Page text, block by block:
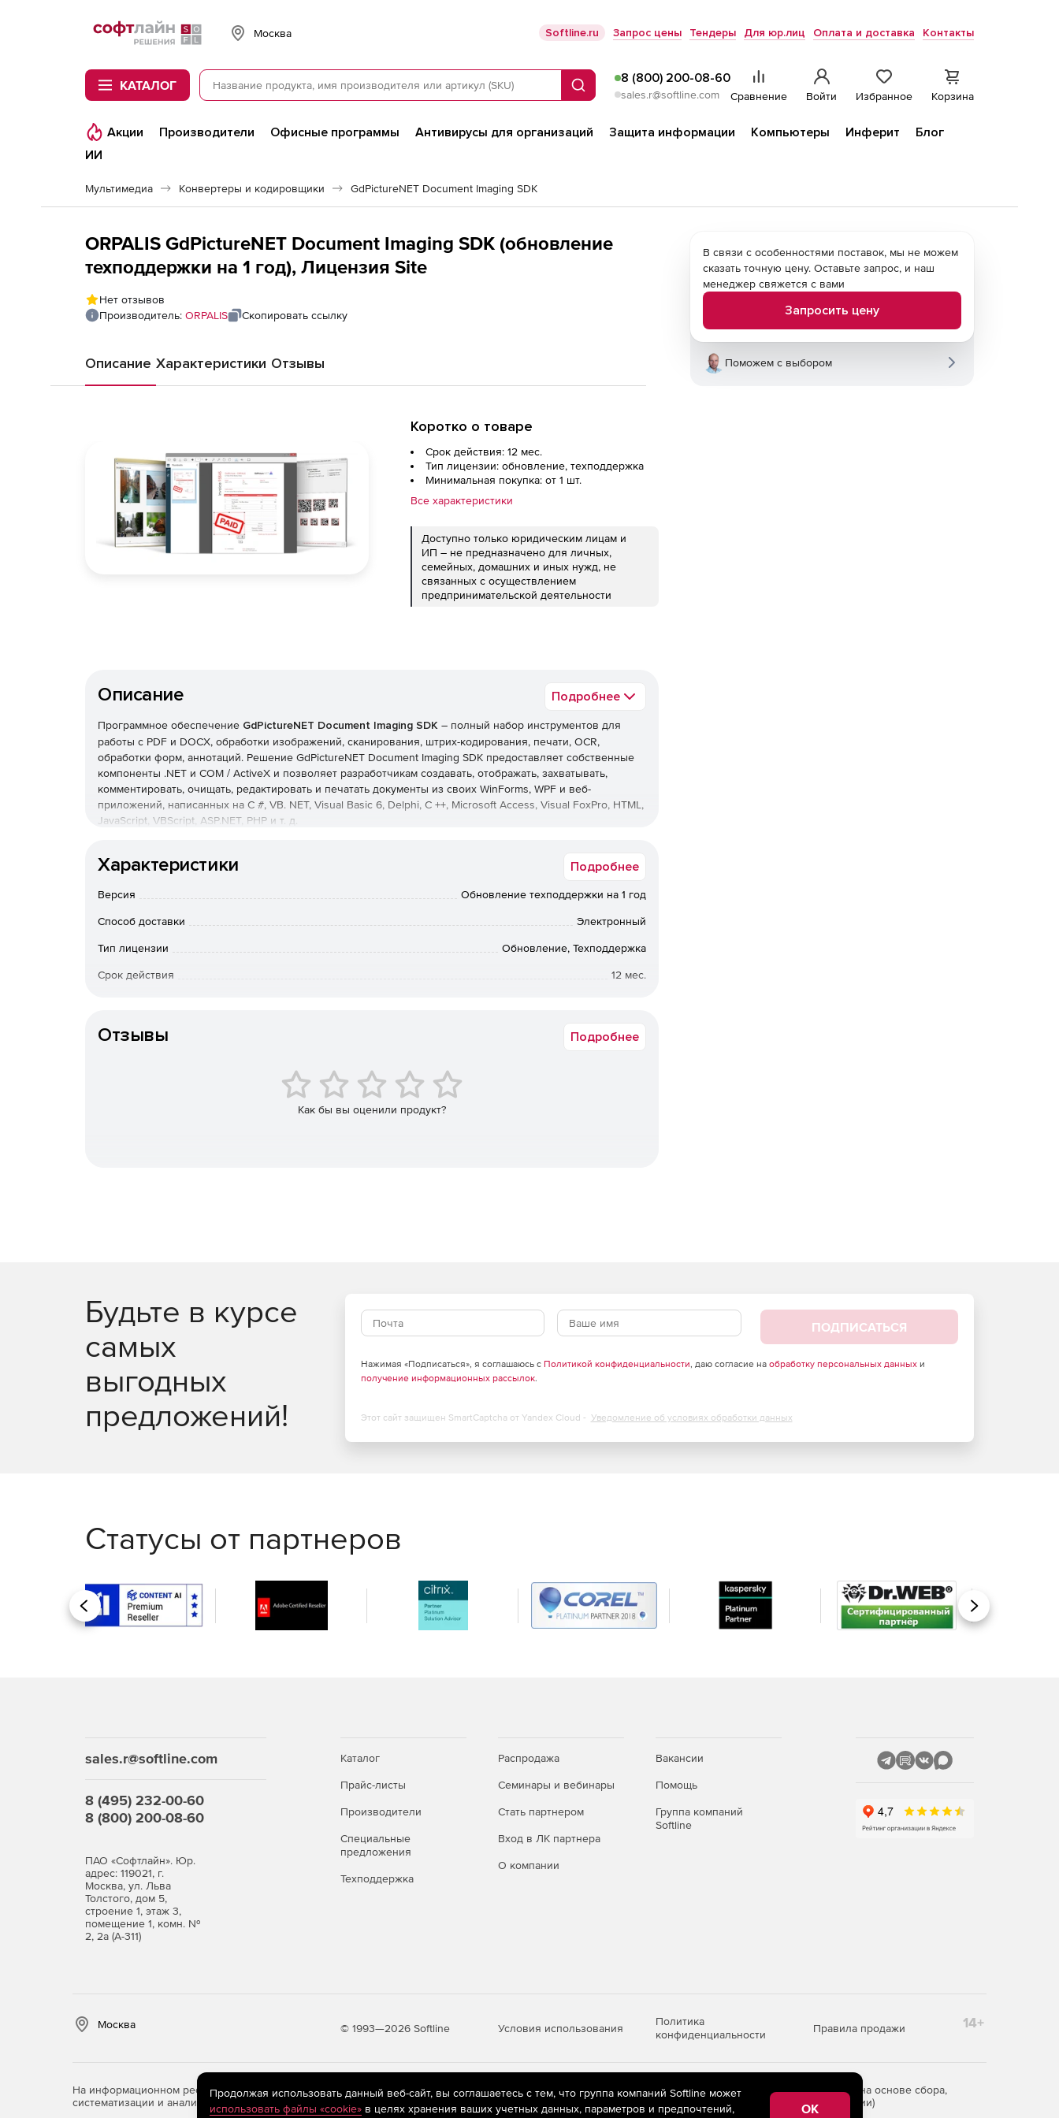
Softline
Москва Softline.ru Запрос цены Тендеры Для юр.лиц Оплата и доставка Контакты
КАТАЛОГ Поиск
8 (800) 200-08-60
sales.r@softline.com Сравнение Войти Избранное Корзина
Акции Производители Офисные программы Антивирусы для организаций Защита информации Компьютеры Инферит
Блог
ИИ
Мультимедиа Конвертеры и кодировщики GdPictureNET Document Imaging SDK
ORPALIS GdPictureNET Document Imaging SDK (обновление
техподдержки на 1 год), Лицензия Site
Нет отзывов
Производитель: ORPALIS Скопировать ссылку
Описание Характеристики Отзывы
Коротко о товаре
Срок действия: 12 мес.
Тип лицензии: обновление, техподдержка
Минимальная покупка: от 1 шт.
Все характеристики
Доступно только юридическим лицам и
ИП – не предназначено для личных,
семейных, домашних и иных нужд, не
связанных с осуществлением
предпринимательской деятельности
Описание Подробнее
Программное обеспечение GdPictureNET Document Imaging SDK – полный набор инструментов для
работы с PDF и DOCX, обработки изображений, сканирования, штрих-кодирования, печати, OCR,
обработки форм, аннотаций. Решение GdPictureNET Document Imaging SDK предоставляет собственные
компоненты .NET и COM / ActiveX и позволяет разработчикам создавать, отображать, захватывать,
комментировать, очищать, редактировать и печатать документы из своих WinForms, WPF и веб-
приложений, написанных на C #, VB. NET, Visual Basic 6, Delphi, C ++, Microsoft Access, Visual FoxPro, HTML,
JavaScript, VBScript, ASP.NET, PHP и т. д.
форматах растровых и векторных документов: TIFF, PDF, DOCX, SVG, JPEG-2000, JBIG2, DICOM, GIF, JPEG,
DDS, PPM, SGI, PBM, PGM, PFM, XBM, XPM, KOALA, IFF, Dr. Halo, файлы WBMP, Kodak PhotoCD, файлы Sun
Поддерживаемые системы и платформы .NET:
.NET Framework 4.0 и выше.
ASP.NET WebForm, ASP.NET MVC, Windows Forms, WPF, COM / ActiveX.
Работает во всех современных браузерах.
Характеристики Подробнее
Версия Обновление техподдержки на 1 год
Способ доставки Электронный
Тип лицензии Обновление, Техподдержка
Срок действия 12 мес.
Отзывы Подробнее
Как бы вы оценили продукт?
В связи с особенностями поставок, мы не можем
сказать точную цену. Оставьте запрос, и наш
менеджер свяжется с вами
Запросить цену
Поможем с выбором
Будьте в курсе
самых
выгодных
предложений!
ПОДПИСАТЬСЯ
Нажимая «Подписаться», я соглашаюсь с Политикой конфиденциальности, даю согласие на обработку персональных данныхи
получение информационных рассылок.
Этот сайт защищен SmartCaptcha от Yandex Cloud - Уведомление об условиях обработки данных
Статусы от партнеров
Назад Вперед
sales.r@softline.com
8 (495) 232-00-60
8 (800) 200-08-60
ПАО «Софтлайн». Юр.
адрес: 119021, г.
Москва, ул. Льва
Толстого, дом 5,
строение 1, этаж 3,
помещение 1, комн. №
2, 2а (А-311)
Каталог
Прайс-листы
Производители
Специальные
предложения
Техподдержка
Распродажа
Семинары и вебинары
Стать партнером
Вход в ЛК партнера
О компании
Вакансии
Помощь
Группа компаний
Softline
Москва © 1993—2026 Softline Условия использования
Политика
конфиденциальности
Правила продажи 14+
На информационном ресурсе store.softline.ru применяютсярекомендательные технологии(информационные технологии предоставления информации на основе сбора,
систематизации и анализа сведений, относящихся к предпочтениям пользователей сети «Интернет», находящихся на территории Российской Федерации)
Продолжая использовать данный веб-сайт, вы соглашаетесь с тем, что группа компаний Softline может
использовать файлы «cookie»в целях хранения ваших учетных данных, параметров и предпочтений, OK